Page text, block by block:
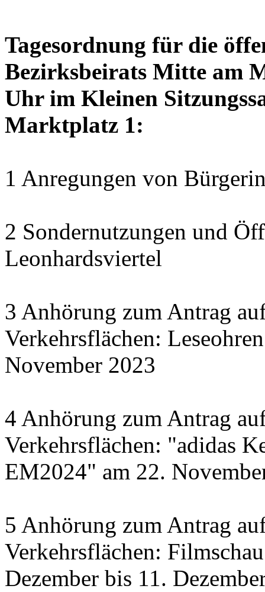
Tagesordnung für die
Bezirksbeirats Mitte am
Uhr im Kleinen
Marktplatz 1:
1 Anregungen von
2 Sondernutzungen und
Leonhardsviertel
3 Anhörung zum Antrag
Verkehrsflächen:
November 2023
4 Anhörung zum Antrag
Verkehrsflächen: "adidas
EM2024" am 22.
5 Anhörung zum Antrag
Verkehrsflächen:
Dezember bis 11.